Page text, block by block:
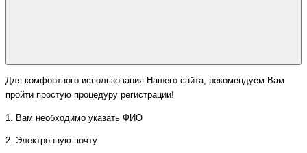
Для комфортного использования Нашего сайта, рекомендуем Вам
пройти простую процедуру регистрации!
1. Вам необходимо указать ФИО
2. Электронную почту